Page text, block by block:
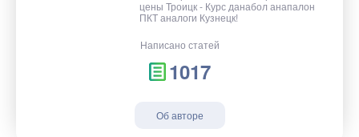
цены Троицк - Курс данабол анапалон
ПКТ аналоги Кузнецк!
Написано статей
1017
Об авторе